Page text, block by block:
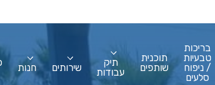
בריכות
טבעיות
/ ניפוח
סלעים
תוכנית
שותפים
תיק
עבודות
שירותים חנות